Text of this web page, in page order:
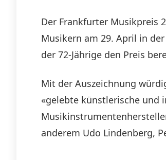
Der Frankfurter Musikpreis
Musikern am 29. April in
der 72-Jährige den Preis
Mit der Auszeichnung
«gelebte künstlerische und
anderem Udo Lindenberg,